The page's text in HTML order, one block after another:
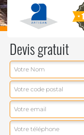
Devis gratuit